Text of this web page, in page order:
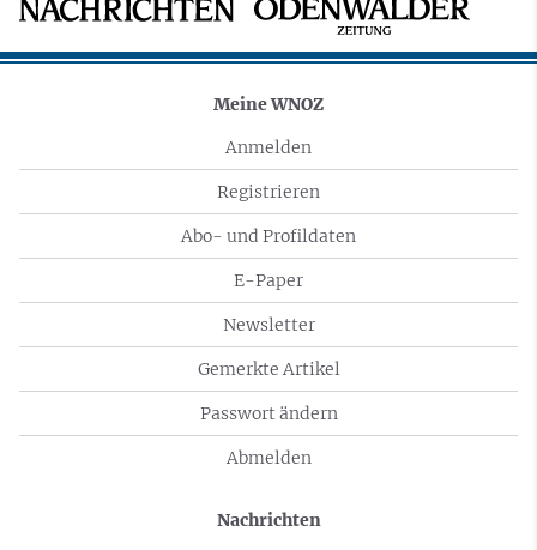
Meine WNOZ
Anmelden
Registrieren
Abo- und Profildaten
E-Paper
Newsletter
Gemerkte Artikel
Passwort ändern
Abmelden
Nachrichten